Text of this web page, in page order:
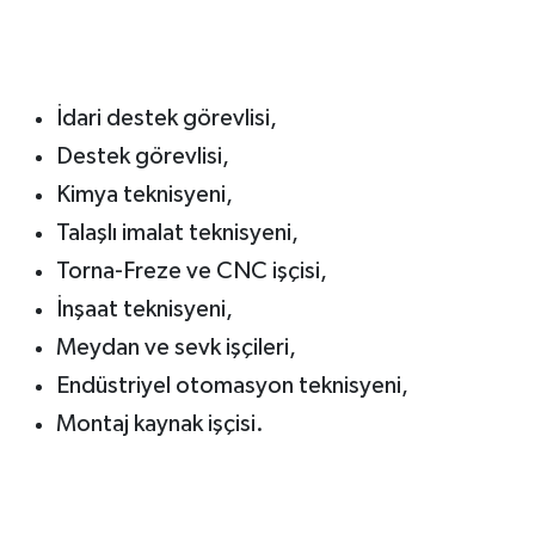
İdari destek görevlisi,
Destek görevlisi,
Kimya teknisyeni,
Talaşlı imalat teknisyeni,
Torna-Freze ve CNC işçisi,
İnşaat teknisyeni,
Meydan ve sevk işçileri,
Endüstriyel otomasyon teknisyeni,
Montaj kaynak işçisi.